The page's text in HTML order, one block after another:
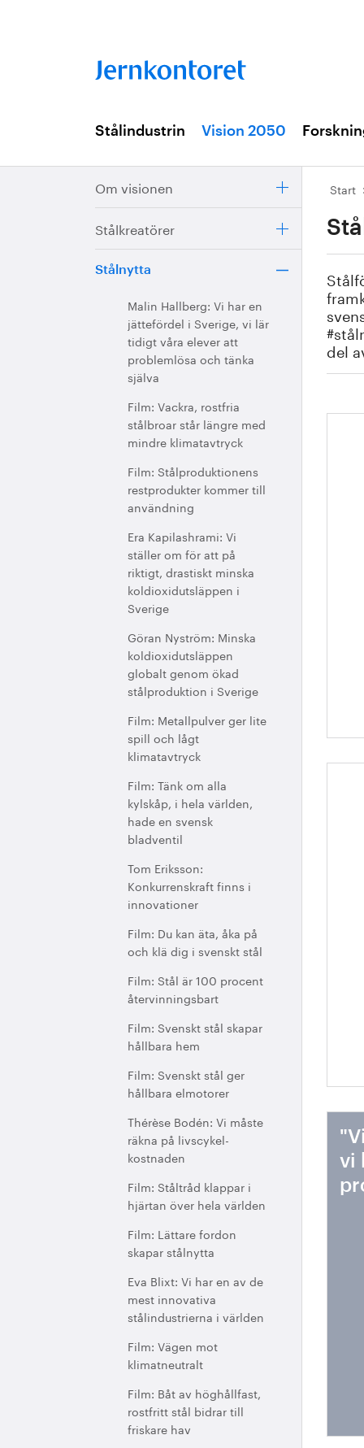
Stålindustrin Vision 2050
Om visionen
Stålkreatörer
Stålnytta
Malin Hallberg: Vi har en
jättefördel i Sverige, vi lär
tidigt våra elever att
problemlösa och tänka
själva
Film: Vackra, rostfria
stålbroar står längre med
mindre klimatavtryck
Film: Stålproduktionens
restprodukter kommer till
användning
Era Kapilashrami: Vi
ställer om för att på
riktigt, drastiskt minska
koldioxidutsläppen i
Sverige
Göran Nyström: Minska
koldioxidutsläppen
globalt genom ökad
stålproduktion i Sverige
Film: Metallpulver ger lite
spill och lågt
klimatavtryck
Film: Tänk om alla
kylskåp, i hela världen,
hade en svensk
bladventil
Tom Eriksson:
Konkurrenskraft finns i
innovationer
Film: Du kan äta, åka på
och klä dig i svenskt stål
Film: Stål är 100 procent
återvinningsbart
Film: Svenskt stål skapar
hållbara hem
Film: Svenskt stål ger
hållbara elmotorer
Thérèse Bodén: Vi måste
räkna på livscykel-
kostnaden
Film: Ståltråd klappar i
hjärtan över hela världen
Film: Lättare fordon
skapar stålnytta
Eva Blixt: Vi har en av de
mest innovativa
stålindustrierna i världen
Film: Vägen mot
klimatneutralt
Film: Båt av höghållfast,
rostfritt stål bidrar till
friskare hav
Start
del
vi